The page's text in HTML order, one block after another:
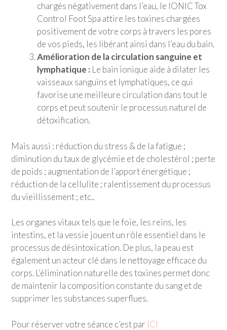
chargés négativement dans l’eau, le IONIC Tox
Control Foot Spa attire les toxines chargées
positivement de votre corps à travers les pores
de vos pieds, les libérant ainsi dans l’eau du bain.
Amélioration de la circulation sanguine et
lymphatique : Le bain ionique aide à dilater les
vaisseaux sanguins et lymphatiques, ce qui
favorise une meilleure circulation dans tout le
corps et peut soutenir le processus naturel de
détoxification.
Mais aussi : réduction du stress & de la fatigue ;
diminution du taux de glycémie et de cholestérol ; perte
de poids ; augmentation de l’apport énergétique ;
réduction de la cellulite ; ralentissement du processus
du vieillissement ; etc..
Les organes vitaux tels que le foie, les reins, les
intestins, et la vessie jouent un rôle essentiel dans le
processus de désintoxication. De plus, la peau est
également un acteur clé dans le nettoyage efficace du
corps. L’élimination naturelle des toxines permet donc
de maintenir la composition constante du sang et de
supprimer les substances superflues.
Pour réserver votre séance c’est par ICI